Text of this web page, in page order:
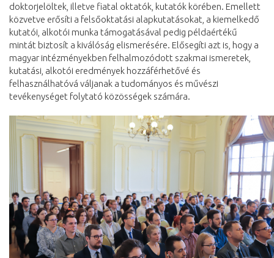
doktorjelöltek, illetve fiatal oktatók, kutatók körében. Emellett
közvetve erősíti a felsőoktatási alapkutatásokat, a kiemelkedő
kutatói, alkotói munka támogatásával pedig példaértékű
mintát biztosít a kiválóság elismerésére. Elősegíti azt is, hogy a
magyar intézményekben felhalmozódott szakmai ismeretek,
kutatási, alkotói eredmények hozzáférhetővé és
felhasználhatóvá váljanak a tudományos és művészi
tevékenységet folytató közösségek számára.